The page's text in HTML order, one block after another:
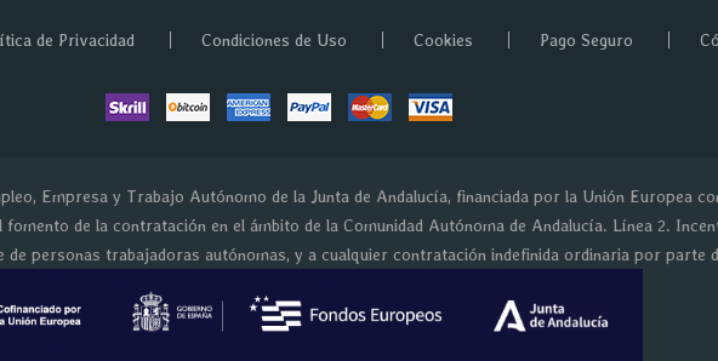
de Privacidad Condiciones de Uso Cookies Pago Seguro
Empresa y Trabajo Autónomo de la Junta de Andalucía, financiada por la Unión Europea
de la contratación en el ámbito de la Comunidad Autónoma de Andalucía. Línea 2.
personas trabajadoras autónomas, y a cualquier contratación indefinida ordinaria por parte